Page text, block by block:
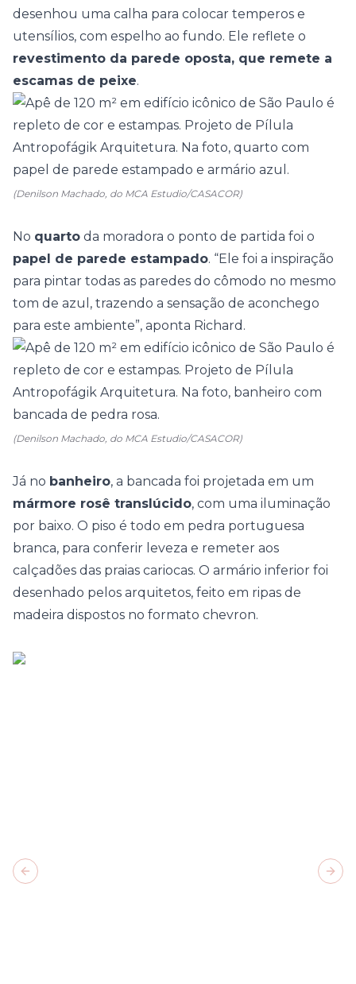
desenhou uma calha para colocar temperos e
utensílios, com espelho ao fundo. Ele reflete o
revestimento da parede oposta, que remete a
escamas de peixe.
(Denilson Machado, do MCA Estudio/CASACOR)
No quarto da moradora o ponto de partida foi o
papel de parede estampado. “Ele foi a inspiração
para pintar todas as paredes do cômodo no mesmo
tom de azul, trazendo a sensação de aconchego
para este ambiente”, aponta Richard.
(Denilson Machado, do MCA Estudio/CASACOR)
Já no banheiro, a bancada foi projetada em um
mármore rosê translúcido, com uma iluminação
por baixo. O piso é todo em pedra portuguesa
branca, para conferir leveza e remeter aos
calçadões das praias cariocas. O armário inferior foi
desenhado pelos arquitetos, feito em ripas de
madeira dispostos no formato chevron.
Previous slide